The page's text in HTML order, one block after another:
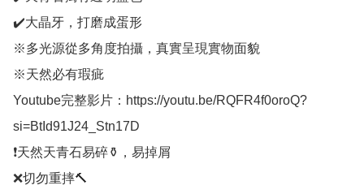
✔️大晶牙，打磨成蛋形
※多光源從多角度拍攝，真實呈現實物面貌
※天然必有瑕疵
Youtube完整影片：https://youtu.be/RQFR4f0oroQ?
si=BtId91J24_Stn17D
❗️天然天青石易碎⚱，易掉屑
❌️切勿重摔🔨